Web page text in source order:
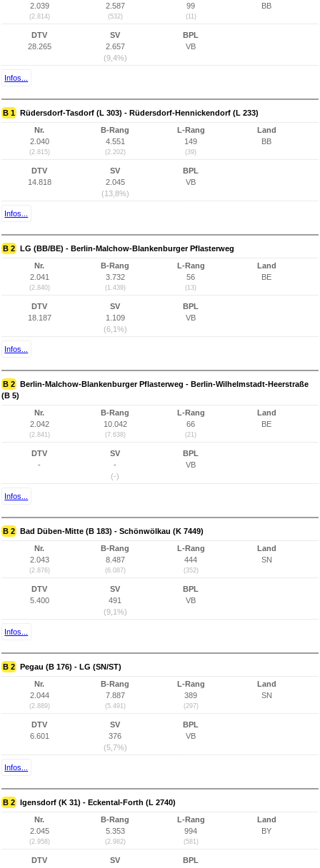
2.039
(2.814)
2.587
(532)
99
(11)
BB
DTV
28.265
SV
2.657
(9,4%)
BPL
VB
Infos...
B 1 Rüdersdorf-Tasdorf (L 303) - Rüdersdorf-Hennickendorf (L 233)
Nr.
2.040
(2.815)
B-Rang
4.551
(2.202)
L-Rang
149
(39)
Land
BB
DTV
14.818
SV
2.045
(13,8%)
BPL
VB
Infos...
B 2 LG (BB/BE) - Berlin-Malchow-Blankenburger Pflasterweg
Nr.
2.041
(2.840)
B-Rang
3.732
(1.439)
L-Rang
56
(13)
Land
BE
DTV
18.187
SV
1.109
(6,1%)
BPL
VB
Infos...
B 2 Berlin-Malchow-Blankenburger Pflasterweg - Berlin-Wilhelmstadt-Heerstraße
(B 5)
Nr.
2.042
(2.841)
B-Rang
10.042
(7.638)
L-Rang
66
(21)
Land
BE
DTV
-
SV
-
(-)
BPL
VB
Infos...
B 2 Bad Düben-Mitte (B 183) - Schönwölkau (K 7449)
Nr.
2.043
(2.876)
B-Rang
8.487
(6.087)
L-Rang
444
(352)
Land
SN
DTV
5.400
SV
491
(9,1%)
BPL
VB
Infos...
B 2 Pegau (B 176) - LG (SN/ST)
Nr.
2.044
(2.889)
B-Rang
7.887
(5.491)
L-Rang
389
(297)
Land
SN
DTV
6.601
SV
376
(5,7%)
BPL
VB
Infos...
B 2 Igensdorf (K 31) - Eckental-Forth (L 2740)
Nr.
2.045
(2.958)
B-Rang
5.353
(2.982)
L-Rang
994
(581)
Land
BY
DTV
SV
BPL